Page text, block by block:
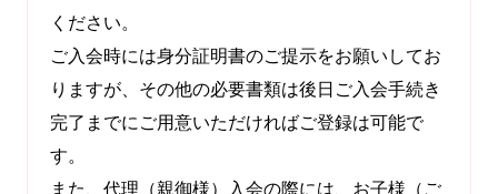
ください。
ご入会時には身分証明書のご提示をお願いしてお
りますが、その他の必要書類は後日ご入会手続き
完了までにご用意いただければご登録は可能で
す。
また、代理（親御様）入会の際には、お子様（ご